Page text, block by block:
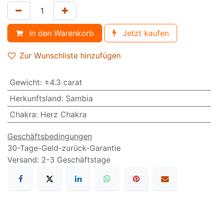
In den Warenkorb Jetzt kaufen
Zur Wunschliste hinzufügen
Gewicht: ±4.3 carat
Herkunftsland: Sambia
Chakra: Herz Chakra
Geschäftsbedingungen
30-Tage-Geld-zurück-Garantie
Versand: 2-3 Geschäftstage